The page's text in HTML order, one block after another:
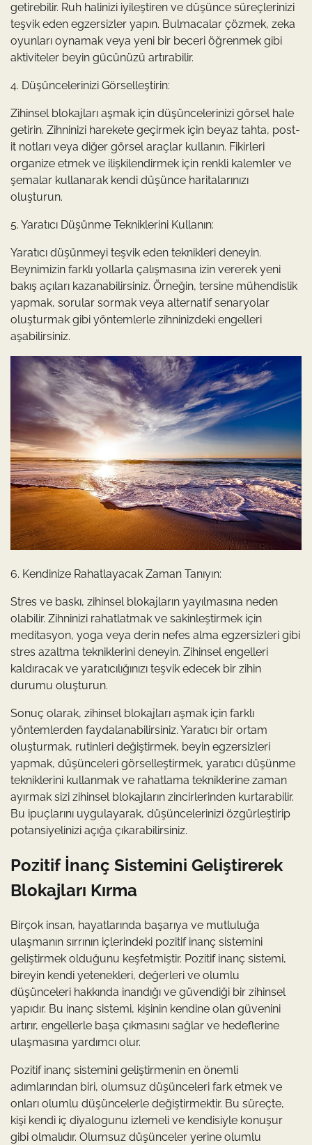
getirebilir. Ruh halinizi iyileştiren ve düşünce süreçlerinizi
teşvik eden egzersizler yapın. Bulmacalar çözmek, zeka
oyunları oynamak veya yeni bir beceri öğrenmek gibi
aktiviteler beyin gücünüzü artırabilir.
4. Düşüncelerinizi Görselleştirin:
Zihinsel blokajları aşmak için düşüncelerinizi görsel hale
getirin. Zihninizi harekete geçirmek için beyaz tahta, post-
it notları veya diğer görsel araçlar kullanın. Fikirleri
organize etmek ve ilişkilendirmek için renkli kalemler ve
şemalar kullanarak kendi düşünce haritalarınızı
oluşturun.
5. Yaratıcı Düşünme Tekniklerini Kullanın:
Yaratıcı düşünmeyi teşvik eden teknikleri deneyin.
Beynimizin farklı yollarla çalışmasına izin vererek yeni
bakış açıları kazanabilirsiniz. Örneğin, tersine mühendislik
yapmak, sorular sormak veya alternatif senaryolar
oluşturmak gibi yöntemlerle zihninizdeki engelleri
aşabilirsiniz.
6. Kendinize Rahatlayacak Zaman Tanıyın:
Stres ve baskı, zihinsel blokajların yayılmasına neden
olabilir. Zihninizi rahatlatmak ve sakinleştirmek için
meditasyon, yoga veya derin nefes alma egzersizleri gibi
stres azaltma tekniklerini deneyin. Zihinsel engelleri
kaldıracak ve yaratıcılığınızı teşvik edecek bir zihin
durumu oluşturun.
Sonuç olarak, zihinsel blokajları aşmak için farklı
yöntemlerden faydalanabilirsiniz. Yaratıcı bir ortam
oluşturmak, rutinleri değiştirmek, beyin egzersizleri
yapmak, düşünceleri görselleştirmek, yaratıcı düşünme
tekniklerini kullanmak ve rahatlama tekniklerine zaman
ayırmak sizi zihinsel blokajların zincirlerinden kurtarabilir.
Bu ipuçlarını uygulayarak, düşüncelerinizi özgürleştirip
potansiyelinizi açığa çıkarabilirsiniz.
Pozitif İnanç Sistemini Geliştirerek
Blokajları Kırma
Birçok insan, hayatlarında başarıya ve mutluluğa
ulaşmanın sırrının içlerindeki pozitif inanç sistemini
geliştirmek olduğunu keşfetmiştir. Pozitif inanç sistemi,
bireyin kendi yetenekleri, değerleri ve olumlu
düşünceleri hakkında inandığı ve güvendiği bir zihinsel
yapıdır. Bu inanç sistemi, kişinin kendine olan güvenini
artırır, engellerle başa çıkmasını sağlar ve hedeflerine
ulaşmasına yardımcı olur.
Pozitif inanç sistemini geliştirmenin en önemli
adımlarından biri, olumsuz düşünceleri fark etmek ve
onları olumlu düşüncelerle değiştirmektir. Bu süreçte,
kişi kendi iç diyalogunu izlemeli ve kendisiyle konuşur
gibi olmalıdır. Olumsuz düşünceler yerine olumlu